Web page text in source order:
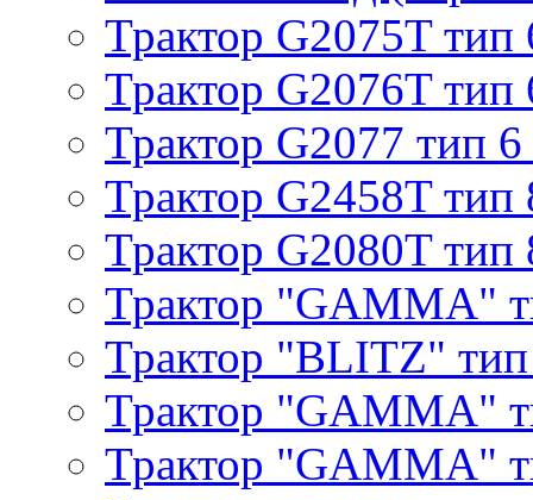
Трактор G2075T тип
Трактор G2076T тип
Трактор G2077 тип 6
Трактор G2458T тип
Трактор G2080T тип
Трактор "GAMMA"
Трактор "BLITZ"
Трактор "GAMMA"
Трактор "GAMMA"